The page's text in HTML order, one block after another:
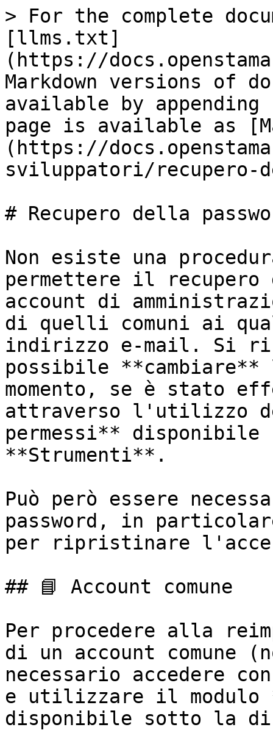
> For the complete
[llms.txt]
(https://
Markdown versions of
available by
page is available as
(https://
sviluppatori/recupero-
# Recupero della
Non esiste una
permettere il recupero
account di
di quelli comuni ai
indirizzo e-mail. Si
possibile **cambiare**
momento, se è stato
attraverso l'utilizzo
permessi**
**Strumenti**.
Può però essere
password, in
per ripristinare
## 📘 Account comune
Per procedere alla
di un account comune
necessario accedere
e utilizzare il modulo
disponibile sotto la